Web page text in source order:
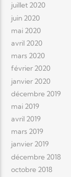
juillet 2020
juin 2020
mai 2020
avril 2020
mars 2020
février 2020
janvier 2020
décembre 2019
mai 2019
avril 2019
mars 2019
janvier 2019
décembre 2018
octobre 2018